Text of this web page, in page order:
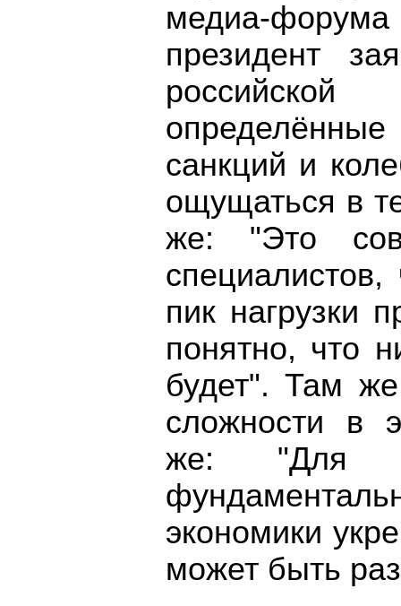
медиа-
президент
санкций и
ощущаться в
же: "Это
пик
понятно, что
будет". Там
сложности в
же: "Для
экономики
может быть